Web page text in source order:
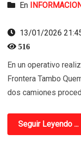
En
13/01/2026
516
En un operativo
Frontera Tambo
dos camiones
Seguir Leyendo ...